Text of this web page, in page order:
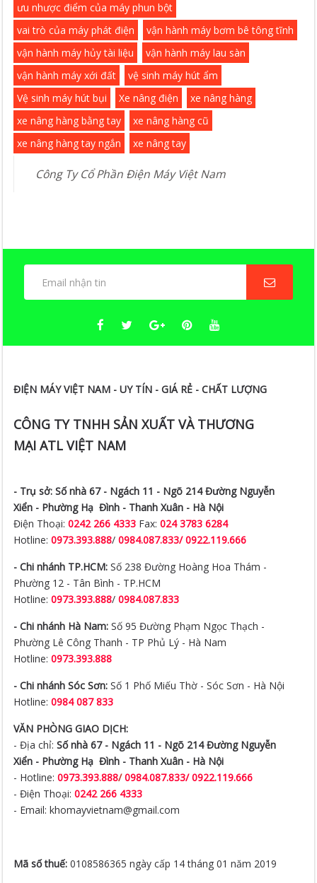
ưu nhược điểm của máy phun bột
vai trò của máy phát điện
vận hành máy bơm bê tông tĩnh
vận hành máy hủy tài liệu
vận hành máy lau sàn
vận hành máy xới đất
vệ sinh máy hút ẩm
Vệ sinh máy hút bụi
Xe nâng điện
xe nâng hàng
xe nâng hàng bằng tay
xe nâng hàng cũ
xe nâng hàng tay ngắn
xe nâng tay
Công Ty Cổ Phần Điện Máy Việt Nam
ĐIỆN MÁY VIỆT NAM - UY TÍN - GIÁ RẺ - CHẤT LƯỢNG
CÔNG TY TNHH SẢN XUẤT VÀ THƯƠNG
MẠI ATL VIỆT NAM
- Trụ sở: Số nhà 67 - Ngách 11 - Ngõ 214 Đường Nguyễn
Xiển - Phường Hạ Đình - Thanh Xuân - Hà Nội
Điện Thoại:0242 266 4333 Fax:024 3783 6284
Hotline:0973.393.888/0984.087.833/ 0922.119.666
- Chi nhánh TP.HCM: Số 238 Đường Hoàng Hoa Thám -
Phường 12 - Tân Bình - TP.HCM
Hotline:0973.393.888/0984.087.833
- Chi nhánh Hà Nam: Số 95 Đường Phạm Ngọc Thạch -
Phường Lê Công Thanh - TP Phủ Lý - Hà Nam
Hotline:0973.393.888
- Chi nhánh Sóc Sơn: Số 1 Phố Miếu Thờ - Sóc Sơn - Hà Nội
Hotline:0984 087 833
VĂN PHÒNG GIAO DỊCH:
- Địa chỉ:Số nhà 67 - Ngách 11 - Ngõ 214 Đường Nguyễn
Xiển - Phường Hạ Đình - Thanh Xuân - Hà Nội
- Hotline:0973.393.888/ 0984.087.833/ 0922.119.666
- Điện Thoại:0242 266 4333
- Email: khomayvietnam@gmail.com
Mã số thuế:0108586365 ngày cấp 14 tháng 01 năm 2019